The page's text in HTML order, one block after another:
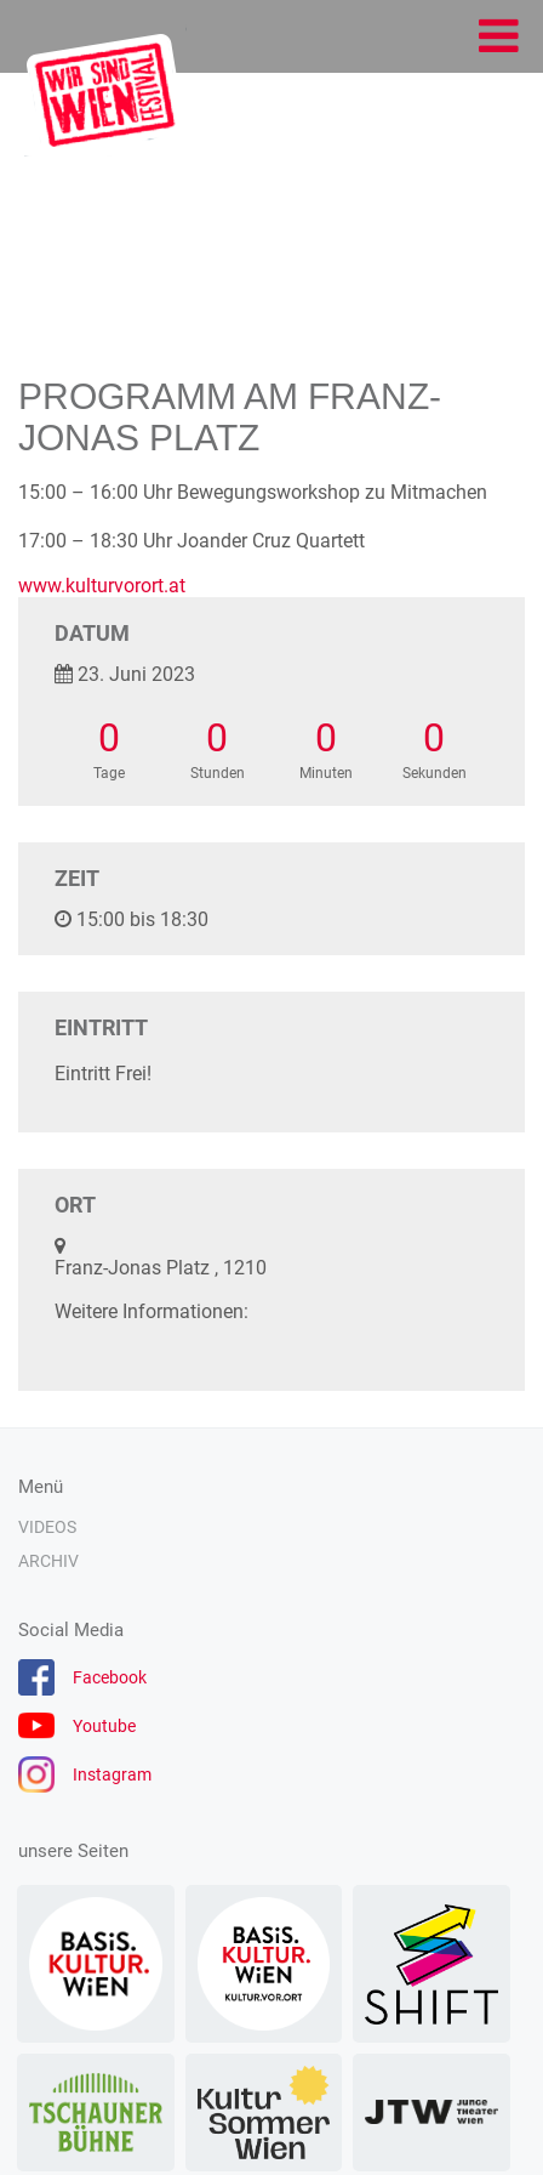
PROGRAMM AM FRANZ-
JONAS PLATZ
15:00 – 16:00 Uhr Bewegungsworkshop zu Mitmachen
17:00 – 18:30 Uhr Joander Cruz Quartett
www.kulturvorort.at
DATUM
23. Juni 2023
0
Tage
0
Stunden
0
Minuten
0
Sekunden
ZEIT
15:00 bis 18:30
EINTRITT
Eintritt Frei!
ORT
Franz-Jonas Platz , 1210
Weitere Informationen:
Menü
VIDEOS
ARCHIV
Social Media
Facebook
Youtube
Instagram
unsere Seiten